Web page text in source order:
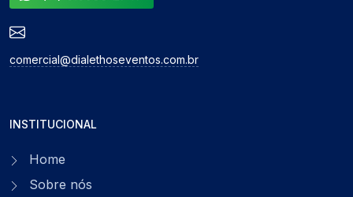
comercial@dialethoseventos.com.br
INSTITUCIONAL
Home
Sobre nós